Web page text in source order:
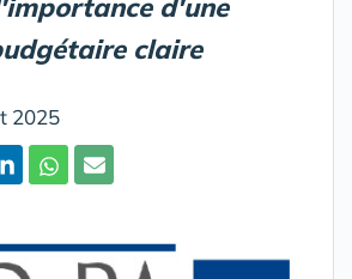
d'une
claire
2025